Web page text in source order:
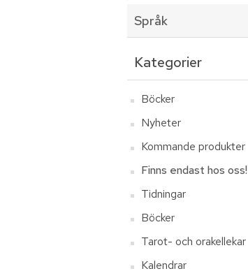
Språk
Kategorier
Böcker
Nyheter
Kommande produkter
Finns endast hos oss!
Tidningar
Böcker
Tarot- och orakellekar
Kalendrar